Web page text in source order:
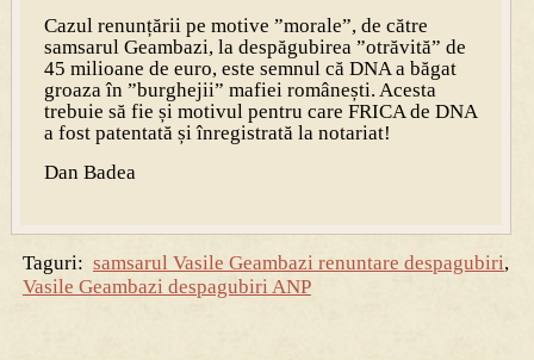
Cazul renunțării pe motive ”morale”, de către
samsarul Geambazi, la despăgubirea ”otrăvită” de
45 milioane de euro, este semnul că DNA a băgat
groaza în ”burghejii” mafiei românești. Acesta
trebuie să fie și motivul pentru care FRICA de DNA
a fost patentată și înregistrată la notariat!
Dan Badea
Taguri: samsarul Vasile Geambazi renuntare despagubiri,
Vasile Geambazi despagubiri ANP